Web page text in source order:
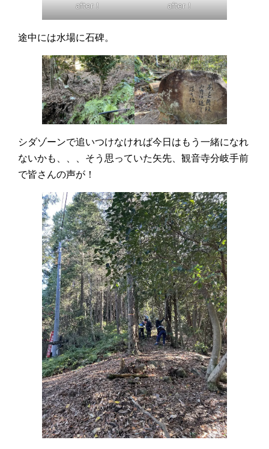
after！ after！
途中には水場に石碑。
シダゾーンで追いつけなければ今日はもう一緒になれ
ないかも、、、そう思っていた矢先、観音寺分岐手前
で皆さんの声が！